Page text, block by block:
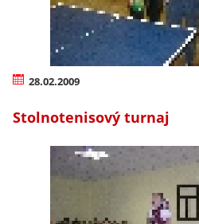
28.02.2009
Stolnotenisový turnaj